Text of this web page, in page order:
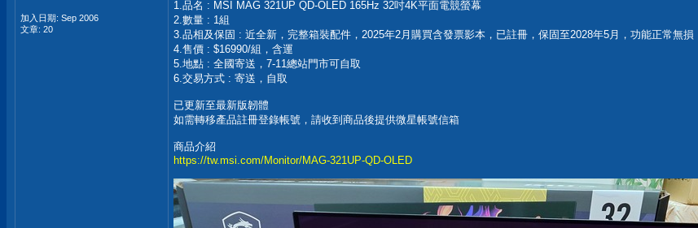
加入日期: Sep 2006
文章: 20
1.品名 : MSI MAG 321UP QD-OLED 165Hz 32吋4K平面電競螢幕
2.數量 : 1組
3.品相及保固 : 近全新，完整箱裝配件，2025年2月購買含發票影本，已註冊，保固至2028年5月，功能正常無損
4.售價 : $16990/組，含運
5.地點 : 全國寄送，7-11總站門市可自取
6.交易方式 : 寄送，自取
已更新至最新版韌體
如需轉移產品註冊登錄帳號，請收到商品後提供微星帳號信箱
商品介紹
https://tw.msi.com/Monitor/MAG-321UP-QD-OLED